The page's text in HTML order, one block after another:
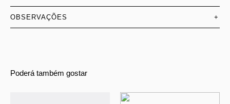
OBSERVAÇÕES +
Poderá também gostar